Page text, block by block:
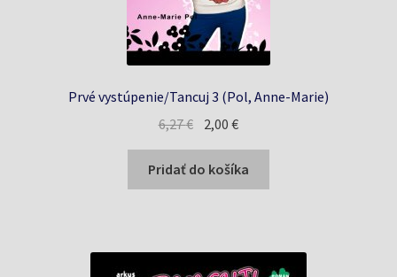
Prvé vystúpenie/Tancuj 3 (Pol, Anne-Marie)
6,27€ Pôvodná
bola:
6,27 €.
2,00€Aktuálna
je:
2,00 €.
Pridať do košíka